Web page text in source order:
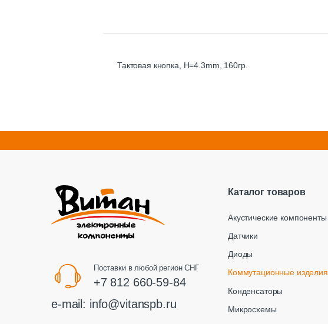
Тактовая кнопка, H=4.3mm, 160гр.
Поставки в любой регион СНГ
+7 812 660-59-84
e-mail: info@vitanspb.ru
Каталог товаров
Акустические компоненты
Датчики
Диоды
Коммутационные изделия
Конденсаторы
Микросхемы